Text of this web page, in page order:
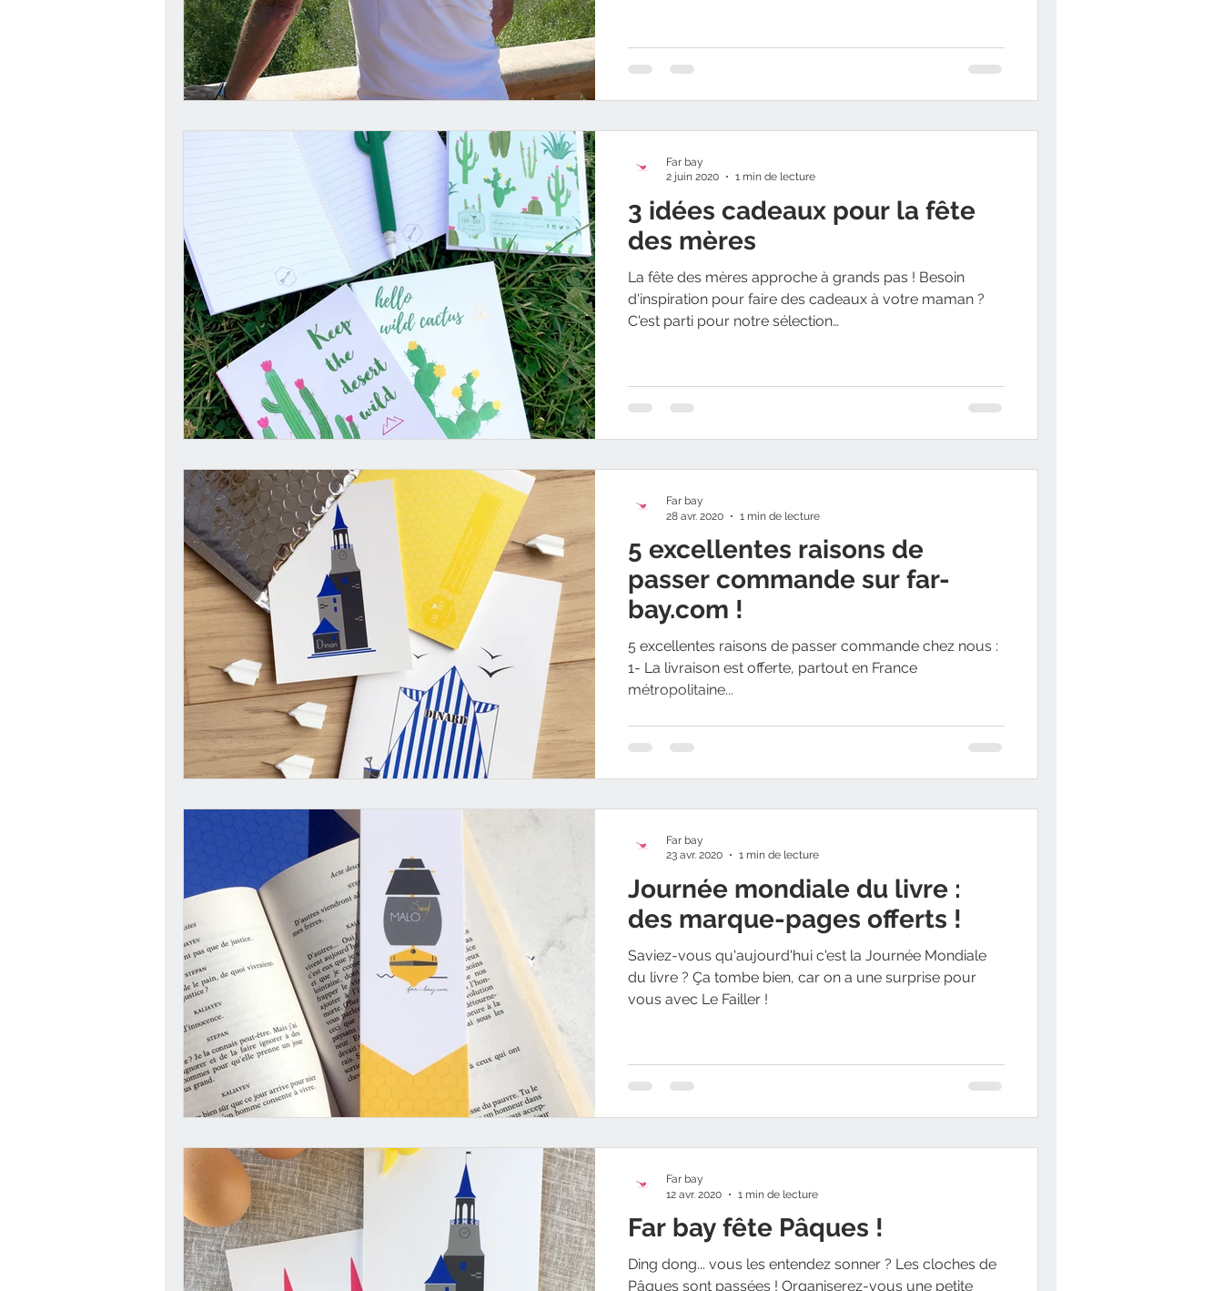
3 idées cadeaux pour la fête
des mères
La fête des mères approche à grands pas ! Besoin
d'inspiration pour faire des cadeaux à votre maman ?
C'est parti pour notre sélection…
Far bay
2 juin 2020
1 min de lecture
5 excellentes raisons de
passer commande sur far-
bay.com !
5 excellentes raisons de passer commande chez nous :
1- La livraison est offerte, partout en France
métropolitaine...
Far bay
28 avr. 2020
1 min de lecture
Journée mondiale du livre :
des marque-pages offerts !
Saviez-vous qu'aujourd'hui c'est la Journée Mondiale
du livre ? Ça tombe bien, car on a une surprise pour
vous avec Le Failler !
Far bay
23 avr. 2020
1 min de lecture
Far bay fête Pâques !
Ding dong... vous les entendez sonner ? Les cloches de
Pâques sont passées ! Organiserez-vous une petite
Far bay
12 avr. 2020
1 min de lecture